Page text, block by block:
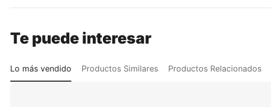
Te puede interesar
Lo más vendido Productos Similares Productos Relacionados